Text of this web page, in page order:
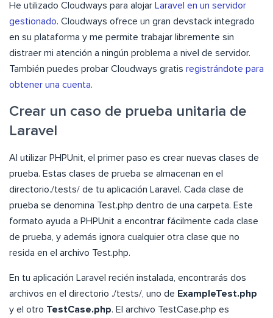
He utilizado Cloudways para alojar Laravel en un servidor
gestionado. Cloudways ofrece un gran devstack integrado
en su plataforma y me permite trabajar libremente sin
distraer mi atención a ningún problema a nivel de servidor.
También puedes probar Cloudways gratis registrándote para
obtener una cuenta.
Crear un caso de prueba unitaria de
Laravel
Al utilizar PHPUnit, el primer paso es crear nuevas clases de
prueba. Estas clases de prueba se almacenan en el
directorio./tests/ de tu aplicación Laravel. Cada clase de
prueba se denomina Test.php dentro de una carpeta. Este
formato ayuda a PHPUnit a encontrar fácilmente cada clase
de prueba, y además ignora cualquier otra clase que no
resida en el archivo Test.php.
En tu aplicación Laravel recién instalada, encontrarás dos
archivos en el directorio ./tests/, uno de ExampleTest.php
y el otro TestCase.php. El archivo TestCase.php es